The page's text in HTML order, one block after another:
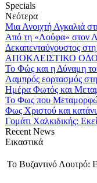
Specials
Νεότερα
Μια Ανοιχτή Αγκαλιά
Από τη «Λούφα» στον
Δεκαπενταύγουστος
ΑΠΟΚΛΕΙΣΤΙΚΟ
Το Φώς και η Δύναμη
Λαμπρός εορτασμός
Ημέρα Φωτός και
Το Φως που
Φως Χριστού και
Γομάτι Χαλκιδικής:
Recent News
Εικαστικά
Το Βυζαντινό Λουτρό: